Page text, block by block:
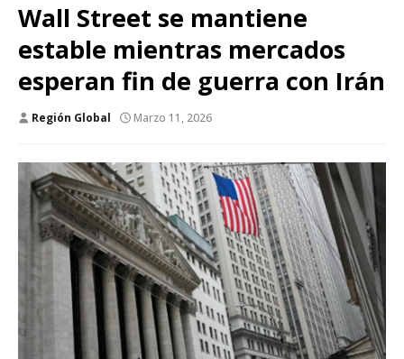
Wall Street se mantiene
estable mientras mercados
esperan fin de guerra con Irán
Región Global Marzo 11, 2026